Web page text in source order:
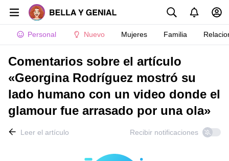
Personal Nuevo Mujeres Familia
Comentarios sobre el artículo
«Georgina Rodríguez mostró su
lado humano con un video donde el
glamour fue arrasado por una ola»
Leer el artículo Recibir notificaciones